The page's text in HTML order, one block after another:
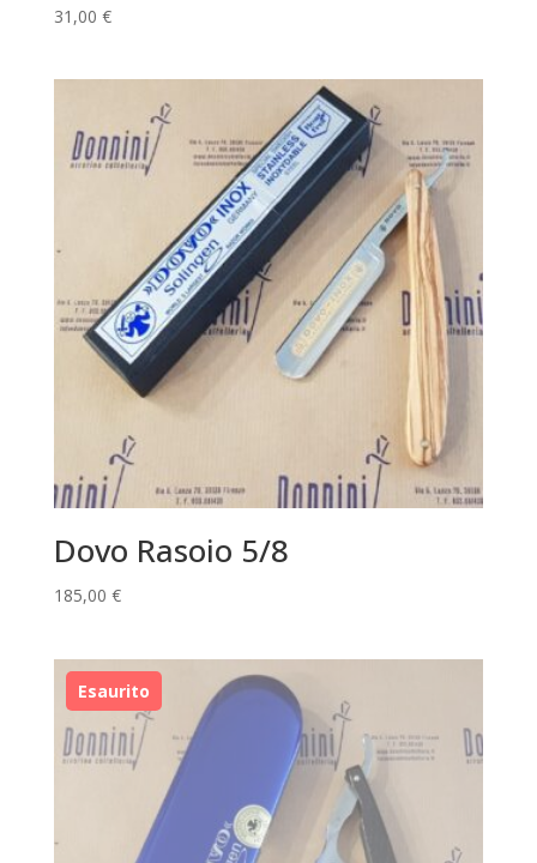
31,00 €
Dovo Rasoio 5/8
185,00 €